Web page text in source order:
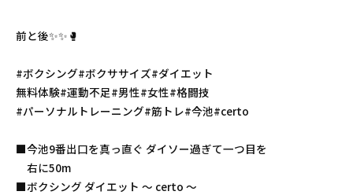
前と後✨️✨️🥊
#ボクシング#ボクササイズ#ダイエット
無料体験#運動不足#男性#女性#格闘技
#パーソナルトレーニング#筋トレ#今池#certo
■今池9番出口を真っ直ぐ ダイソー過ぎて一つ目を
右に50m
■ボクシング ダイエット 〜 certo 〜